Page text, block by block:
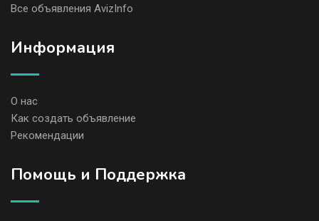
Все объявления AvizInfo
Информация
О нас
Как создать объявление
Рекомендации
Помощь и Поддержка